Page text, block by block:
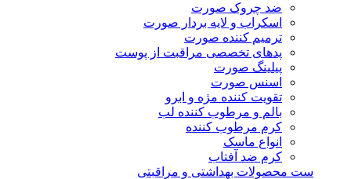
ضد چروک صورت
اسکراب و لایه بردار صورت
ترمیم کننده صورت
پدهای تخصصی مراقبت از پوست
پیلینگ صورت
اسنس صورت
تقویت کننده مژه و ابرو
بالم و مرطوب کننده لب
کرم مرطوب کننده
انواع ماسک
کرم ضد آفتاب
ست محصولات بهداشتی و مراقبتی